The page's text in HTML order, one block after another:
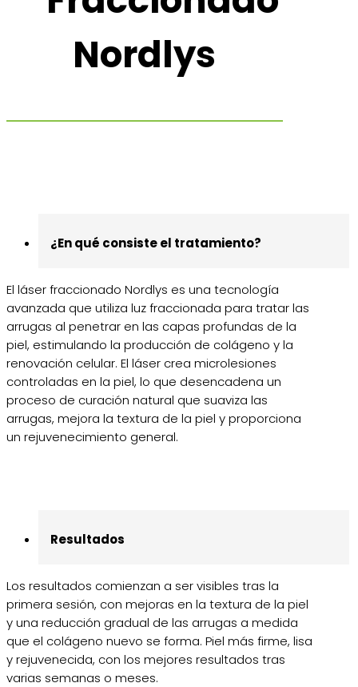
Nordlys
¿En qué consiste el tratamiento?
El láser fraccionado Nordlys es una tecnología
avanzada que utiliza luz fraccionada para tratar las
arrugas al penetrar en las capas profundas de la
piel, estimulando la producción de colágeno y la
renovación celular. El láser crea microlesiones
controladas en la piel, lo que desencadena un
proceso de curación natural que suaviza las
arrugas, mejora la textura de la piel y proporciona
un rejuvenecimiento general.
Resultados
Los resultados comienzan a ser visibles tras la
primera sesión, con mejoras en la textura de la piel
y una reducción gradual de las arrugas a medida
que el colágeno nuevo se forma. Piel más firme, lisa
y rejuvenecida, con los mejores resultados tras
varias semanas o meses.